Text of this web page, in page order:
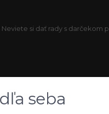
si dať rady s darčekom
seba